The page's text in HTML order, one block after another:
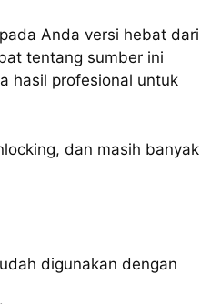
Anda versi hebat dari
tentang sumber ini
hasil profesional untuk
dan masih banyak
digunakan dengan